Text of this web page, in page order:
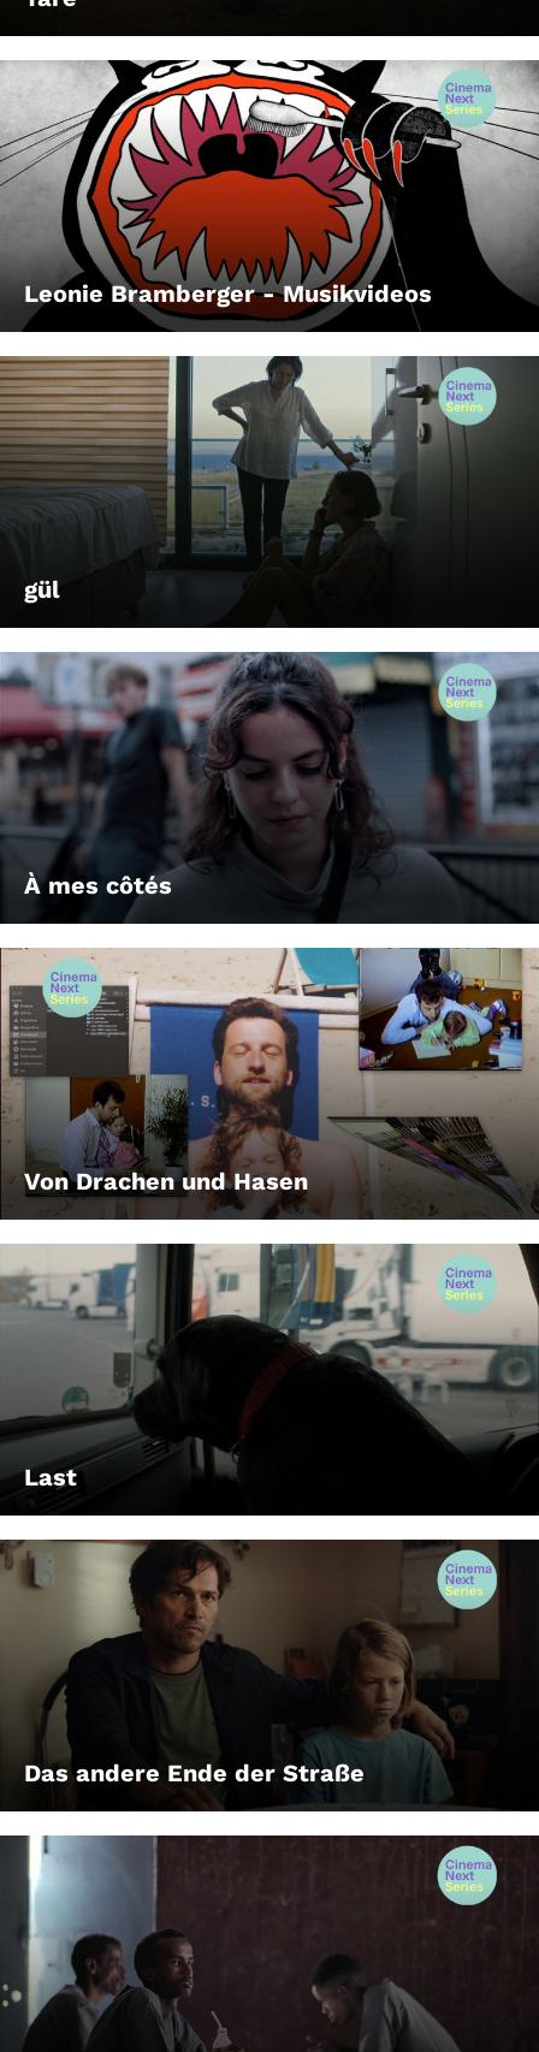
Leonie Bramberger - Musikvideos
gül
À mes côtés
Von Drachen und Hasen
Last
Das andere Ende der Straße